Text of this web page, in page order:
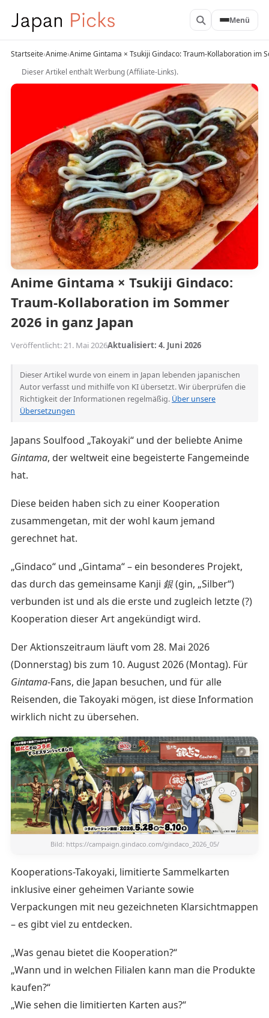
Menü
Startseite›Anime›Anime Gintama × Tsukiji Gindaco: Traum-Kollaboration im
Dieser Artikel enthält Werbung (Affiliate-Links).
Anime Gintama × Tsukiji Gindaco:
Traum-Kollaboration im Sommer
2026 in ganz Japan
Veröffentlicht: 21. Mai 2026Aktualisiert: 4. Juni 2026
Dieser Artikel wurde von einem in Japan lebenden japanischen
Autor verfasst und mithilfe von KI übersetzt. Wir überprüfen die
Richtigkeit der Informationen regelmäßig. Über unsere
Übersetzungen
Japans Soulfood „Takoyaki“ und der beliebte Anime
Gintama, der weltweit eine begeisterte Fangemeinde
hat.
Diese beiden haben sich zu einer Kooperation
zusammengetan, mit der wohl kaum jemand
gerechnet hat.
„Gindaco“ und „Gintama“ – ein besonderes Projekt,
das durch das gemeinsame Kanji 銀(gin, „Silber“)
verbunden ist und als die erste und zugleich letzte (?)
Kooperation dieser Art angekündigt wird.
Der Aktionszeitraum läuft vom 28. Mai 2026
(Donnerstag) bis zum 10. August 2026 (Montag). Für
Gintama-Fans, die Japan besuchen, und für alle
Reisenden, die Takoyaki mögen, ist diese Information
wirklich nicht zu übersehen.
Bild: https://campaign.gindaco.com/gindaco_2026_05/
Kooperations-Takoyaki, limitierte Sammelkarten
inklusive einer geheimen Variante sowie
Verpackungen mit neu gezeichneten Klarsichtmappen
– es gibt viel zu entdecken.
„Was genau bietet die Kooperation?“
„Wann und in welchen Filialen kann man die Produkte
kaufen?“
„Wie sehen die limitierten Karten aus?“